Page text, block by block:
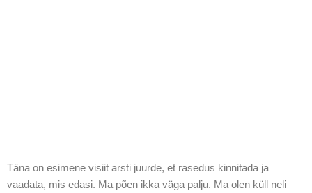
Täna on esimene visiit arsti juurde, et rasedus kinnitada ja
vaadata, mis edasi. Ma põen ikka väga palju. Ma olen küll neli